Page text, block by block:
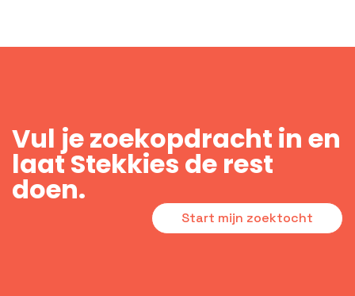
Vul je zoekopdracht in en
laat Stekkies de rest
doen.
Start mijn zoektocht